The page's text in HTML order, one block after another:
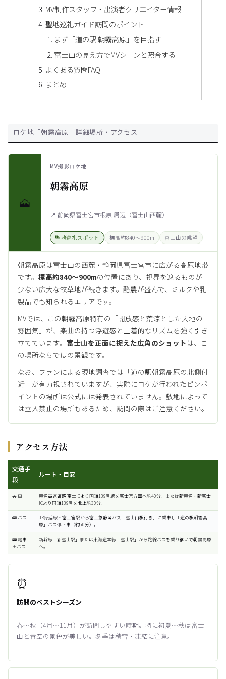
MV制作スタッフ・出演者クリエイター情報
聖地巡礼ガイド訪問のポイント
まず「道の駅 朝霧高原」を目指す
富士山の見え方でMVシーンと照合する
よくある質問FAQ
まとめ
ロケ地「朝霧高原」詳細場所・アクセス
🗻
MV撮影ロケ地
朝霧高原
📍 静岡県富士宮市根原 周辺（富士山西麓）
聖地巡礼スポット 標高約840〜900m 富士山の眺望
朝霧高原は富士山の西麓・静岡県富士宮市に広がる高原地帯
です。 標高約840〜900mの位置にあり、視界を遮るものが
少ない広大な牧草地が続きます。酪農が盛んで、ミルクや乳
製品でも知られるエリアです。
MVでは、この朝霧高原特有の「開放感と荒涼とした大地の
雰囲気」が、楽曲の持つ浮遊感と土着的なリズムを強く引き
立てています。 富士山を正面に捉えた広角のショット は、こ
の場所ならではの景観です。
なお、ファンによる現地調査では「道の駅朝霧高原の北側付
近」が有力視されていますが、実際にロケが行われたピンポ
イントの場所は公式には発表されていません。敷地によって
は立入禁止の場所もあるため、訪問の際はご注意ください。
アクセス方法
交通手
段
ルート・目安
🚗 車
東名高速道路 富士ICより国道139号線を富士宮方面へ約40分。または新東名・新富士
ICより国道139号を北上約30分。
🚌 バス
JR身延線・富士宮駅から富士急静岡バス「富士山駅行き」に乗車し「道の駅朝霧高
原」バス停下車（約50分）。
🚃 電車
＋バス
新幹線「新富士駅」または東海道本線「富士駅」から路線バスを乗り継いで朝霧高原
へ。
⏰
訪問のベストシーズン
春〜秋（4月〜11月）が訪問しやすい時期。特に初夏〜秋は富士
山と青空の景色が美しい。冬季は積雪・凍結に注意。